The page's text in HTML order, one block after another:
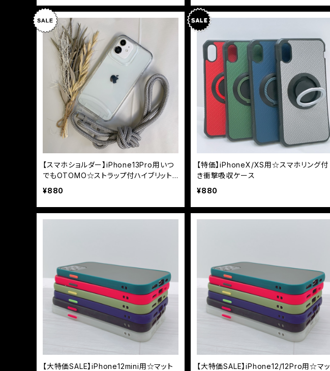
【スマホショルダー】iPhone13Pro用いつ
でもOTOMO☆ストラップ付ハイブリット
ケース
¥880
【特価】iPhoneX/XS用☆スマホリング付
き衝撃吸収ケース
¥880
【大特価SALE】iPhone12mini用☆マット
【大特価SALE】iPhone12/12Pro用☆マッ